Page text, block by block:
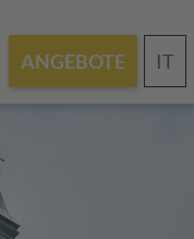
IT
ANGEBOTE